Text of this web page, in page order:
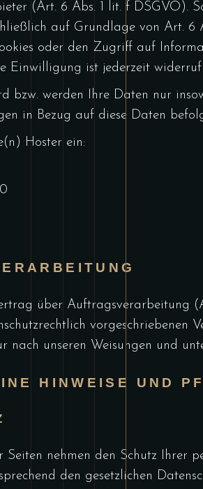
(Art. 6 Abs. 1 lit. f DSGVO).
auf Grundlage von Art. 6
oder den Zugriff auf
Einwilligung ist jederzeit
bzw. werden Ihre Daten nur
in Bezug auf diese Daten
Hoster ein:
über Auftragsverarbeitung
vorgeschriebenen
nach unseren Weisungen und
HINWEISE UND
Seiten nehmen den Schutz Ihrer
den gesetzlichen